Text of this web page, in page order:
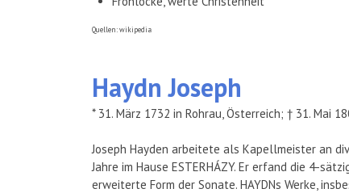
Quellen: wikipedia
Haydn Joseph
* 31. März 1732 in Rohrau, Österreich; † 31. Mai
Joseph Hayden arbeitete als Kapellmeister an
Jahre im Hause ESTERHÁZY. Er erfand die 4-
erweiterte Form der Sonate. HAYDNs Werke,